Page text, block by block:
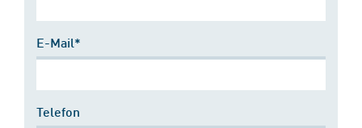
E-Mail*
Telefon